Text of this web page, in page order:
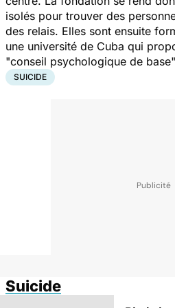
isolés pour trouver des
des relais. Elles sont ensuite
une université de Cuba qui
"conseil psychologique de
SUICIDE
Suicide